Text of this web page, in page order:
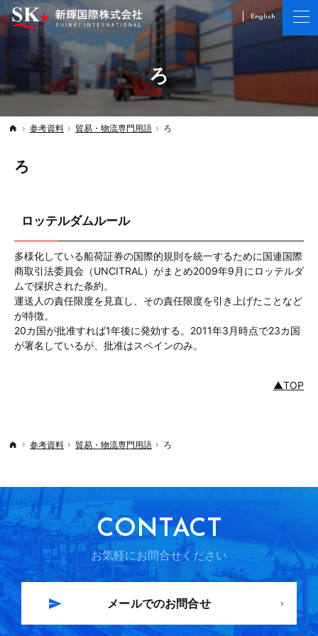
ろ
海上・鉄道・航空・複合輸送の新輝国際株式会社
海上・鉄道・航空・複合輸送の新輝国際株式会社
Top参考資料 貿易・物流専門用語 ろ
ろ
ロッテルダムルール
多様化している船荷証券の国際的規則を統一するために国連国際
商取引法委員会（UNCITRAL）がまとめ2009年9月にロッテルダ
ムで採択された条約。
運送人の責任限度を見直し、その責任限度を引き上げたことなど
が特徴。
20カ国が批准すれば1年後に発効する。2011年3月時点で23カ国
が署名しているが、批准はスペインのみ。
▲TOP
日本語 English
Top参考資料 貿易・物流専門用語 ろ
CONTACT
お気軽にお問合せください
メールでのお問合せ